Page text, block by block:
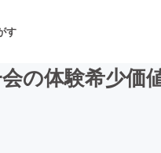
す
の体験希少価